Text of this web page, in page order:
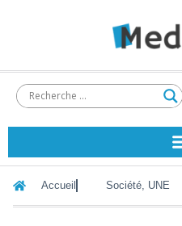
Accueil Société, UNE